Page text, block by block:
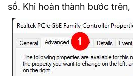
sổ. Khi hoàn thành bước